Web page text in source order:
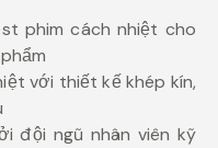
phim cách nhiệt cho
với thiết kế khép kín,
đội ngũ nhân viên kỹ